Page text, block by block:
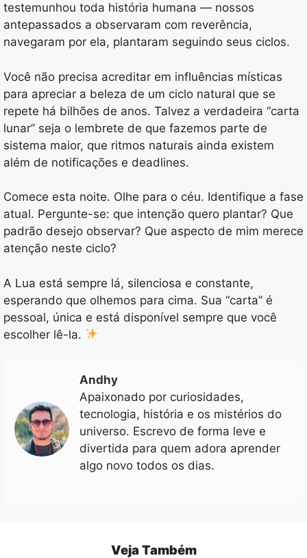
testemunhou toda história humana — nossos
antepassados a observaram com reverência,
navegaram por ela, plantaram seguindo seus ciclos.
Você não precisa acreditar em influências místicas
para apreciar a beleza de um ciclo natural que se
repete há bilhões de anos. Talvez a verdadeira “carta
lunar” seja o lembrete de que fazemos parte de
sistema maior, que ritmos naturais ainda existem
além de notificações e deadlines.
Comece esta noite. Olhe para o céu. Identifique a fase
atual. Pergunte-se: que intenção quero plantar? Que
padrão desejo observar? Que aspecto de mim merece
atenção neste ciclo?
A Lua está sempre lá, silenciosa e constante,
esperando que olhemos para cima. Sua “carta” é
pessoal, única e está disponível sempre que você
escolher lê-la.
Andhy
Apaixonado por curiosidades,
tecnologia, história e os mistérios do
universo. Escrevo de forma leve e
divertida para quem adora aprender
algo novo todos os dias.
Veja Também